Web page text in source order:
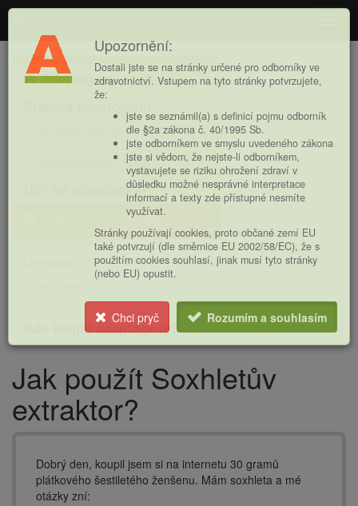
Adaptogeny
Hlavní
nabídkaAdaptogeny
Lesklokorka lesklá
Účinky adaptogenů
Odpovědi na dotazy
Online zdroje
Kde koupit adaptogeny?
navigace
Jak použít Soxhletův
extraktor?
Dobrý den, koupil jsem si na internetu 30 gramů
plátkového šestiletého ženšenu. Mám soxhleta a mé
otázky zní:
Upozornění:
Dostali jste se na stránky určené pro odborníky ve
zdravotnictví. Vstupem na tyto stránky potvrzujete,
že:
jste se seznámil(a) s definicí pojmu odborník
dle §2a zákona č. 40/1995 Sb.
jste odborníkem ve smyslu uvedeného zákona
jste si vědom, že nejste-li odborníkem,
vystavujete se riziku ohrožení zdraví v
důsledku možné nesprávné interpretace
informací a texty zde přístupné nesmíte
využívat.
Stránky používají cookies, proto občané zemí EU
také potvrzují (dle směrnice EU 2002/58/EC), že s
použitím cookies souhlasí, jinak musí tyto stránky
(nebo EU) opustit.
Chci pryč Rozumím a souhlasím